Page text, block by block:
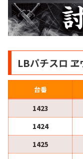
LBパチスロ
台番
1423
1424
1425